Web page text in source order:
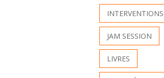
JAM SESSION
LIVRES